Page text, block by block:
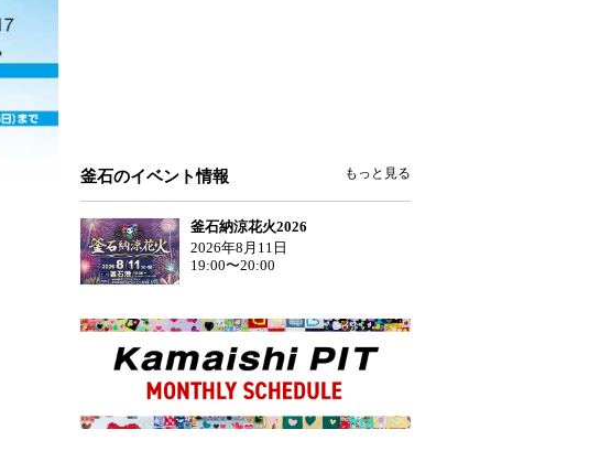
釜石のイベント情報 もっと見る
釜石納涼花火2026
2026年8月11日
19:00〜20:00